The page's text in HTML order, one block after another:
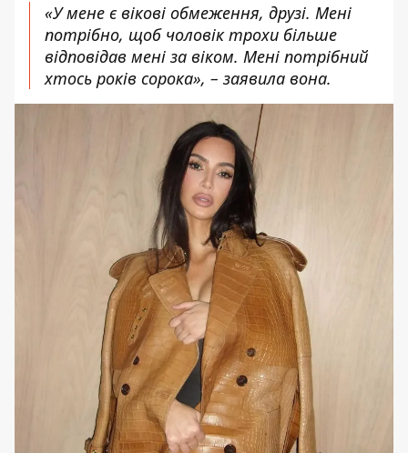
«У мене є вікові обмеження, друзі. Мені
потрібно, щоб чоловік трохи більше
відповідав мені за віком. Мені потрібний
хтось років сорока», – заявила вона.